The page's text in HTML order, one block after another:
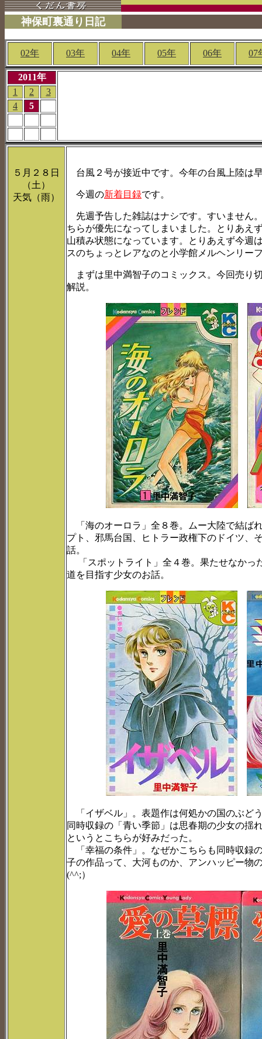
神保町裏通り日記
02年 03年 04年 05年 06年 07
2011年
1
2
3
4
5
５月２８日
（土）
天気（雨）
台風２号が接近中です。今年の台風上陸は
今週の新着目録です。
先週予告した雑誌はナシです。すいません
ちらが優先になってしまいました。とりあえ
山積み状態になっています。とりあえず今週
スのちょっとレアなのと小学館メルヘンリー
まずは里中満智子のコミックス。今回売り
解説。
「海のオーロラ」全８巻。ムー大陸で結ば
プト、邪馬台国、ヒトラー政権下のドイツ、
話。
「スポットライト」全４巻。果たせなかっ
道を目指す少女のお話。
「イザベル」。表題作は何処かの国のぶど
同時収録の「青い季節」は思春期の少女の揺
というとこちらが好みだった。
「幸福の条件」。なぜかこちらも同時収録
子の作品って、大河ものか、アンハッピー物
(^^;）